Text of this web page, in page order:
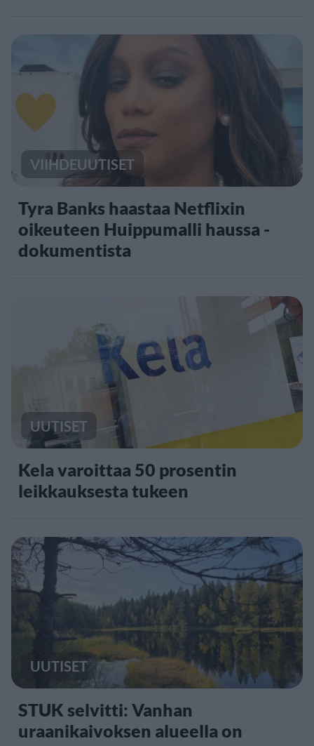
VIIHDEUUTISET
Tyra Banks haastaa Netflixin
oikeuteen Huippumalli haussa -
dokumentista
UUTISET
Kela varoittaa 50 prosentin
leikkauksesta tukeen
UUTISET
STUK selvitti: Vanhan
uraanikaivoksen alueella on